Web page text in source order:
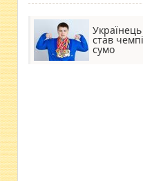
став
сумо